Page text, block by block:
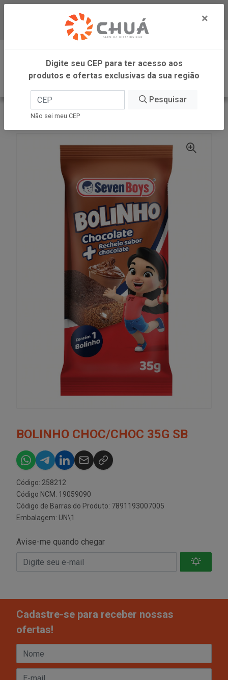
Baixe já nosso APP
0
INÍCIO BOLINHO CHOC/CHOC 35G SB
BOLINHO CHOC/CHOC 35G SB
Código: 258212
Código NCM: 19059090
Código de Barras do Produto: 7891193007005
Embalagem: UN\1
Avise-me quando chegar
Cadastre-se para receber nossas
ofertas!
×
Digite seu CEP para ter acesso aos
produtos e ofertas exclusivas da sua região
Pesquisar
Não sei meu CEP